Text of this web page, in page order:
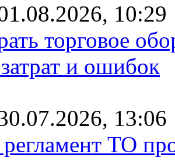
10:29
торговое
и ошибок
13:06
ТО